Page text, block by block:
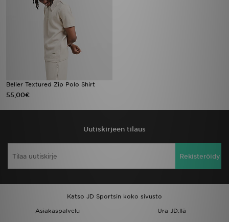
Belier Textured Zip Polo Shirt
55,00€
Uutiskirjeen tilaus
Rekisteröidy
Katso JD Sportsin koko sivusto
Asiakaspalvelu
Ura JD:llä